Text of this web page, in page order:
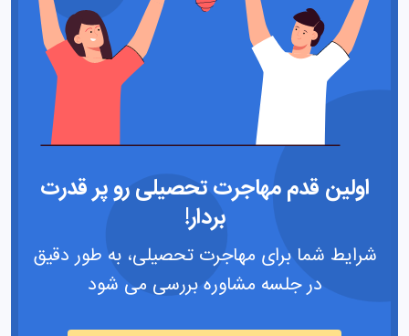
اولین قدم مهاجرت تحصیلی رو پر قدرت
بردار!
شرایط شما برای مهاجرت تحصیلی، به طور دقیق
در جلسه مشاوره بررسی می شود